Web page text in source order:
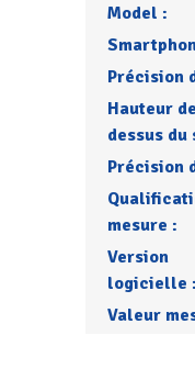
Model :
Précision
Hauteur
dessus
Précision
mesure :
Version
logicielle :
Valeur